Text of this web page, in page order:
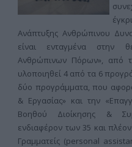
Ανάπτυξης Ανθρώπινου
είναι ενταγμένα στην
Ανθρώπινων Πόρων», από
υλοποιηθεί 4 από τα 6
δύο προγράμματα, που
& Εργασίας» και την
Βοηθού Διοίκησης &
ενδιαφέρον των 35 και
Γραμματείς (personal